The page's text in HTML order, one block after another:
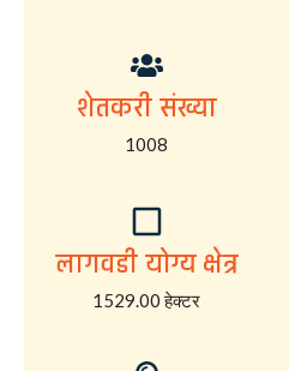
शेतकरी संख्या
1008
लागवडी योग्य क्षेत्र
1529.00 हेक्टर